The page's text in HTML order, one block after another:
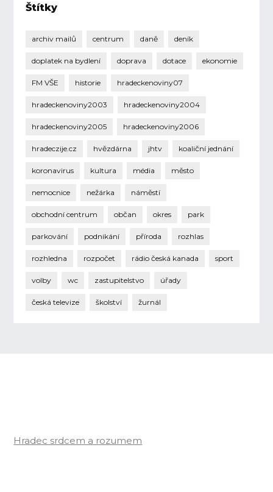
Štítky
archiv mailů centrum daně deník
doplatek na bydlení doprava dotace ekonomie
FM VŠE historie hradeckenoviny07
hradeckenoviny2003 hradeckenoviny2004
hradeckenoviny2005 hradeckenoviny2006
hradeczije.cz hvězdárna jhtv koaliční jednání
koronavirus kultura média město
nemocnice nežárka náměstí
obchodní centrum občan okres park
parkování podnikání příroda rozhlas
rozhledna rozpočet rádio česká kanada sport
volby wc zastupitelstvo úřady
česká televize školství žurnál
Hradec srdcem a rozumem